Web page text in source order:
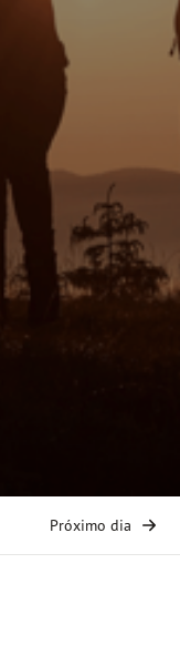
Próximo dia